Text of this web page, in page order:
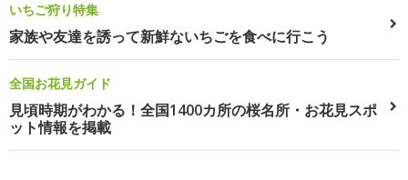
いちご狩り特集
家族や友達を誘って新鮮ないちごを食べに行こう
全国お花見ガイド
見頃時期がわかる！全国1400カ所の桜名所・お花見スポ
ット情報を掲載